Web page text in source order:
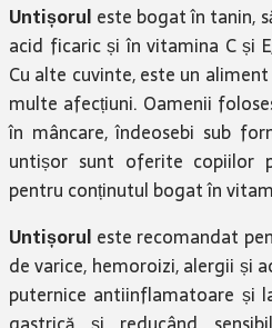
Untișorul este bogat în tanin,
acid ficaric și în vitamina C și
Cu alte cuvinte, este un
multe afecțiuni. Oamenii
în mâncare, îndeosebi sub
untișor sunt oferite
pentru conținutul bogat în
Untișorul este recomandat
de varice, hemoroizi, alergii și
puternice antiinflamatoare și